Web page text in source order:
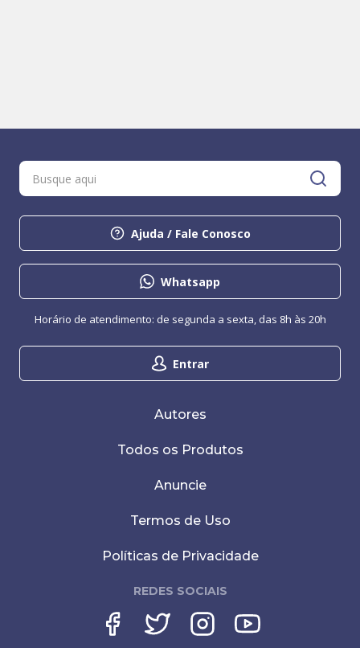
Ajuda / Fale Conosco
Whatsapp
Entrar
Horário de atendimento: de segunda a sexta, das 8h às 20h
Autores
Todos os Produtos
Anuncie
Termos de Uso
Políticas de Privacidade
REDES SOCIAIS